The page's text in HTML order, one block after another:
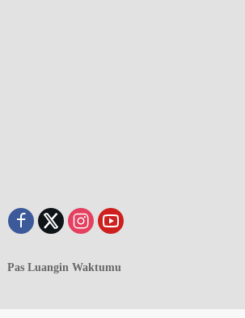
Pas Luangin Waktumu